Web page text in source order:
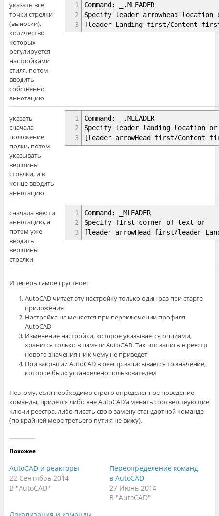
указать все
точки стрелки
(выноски),
количество
которых
регулируется
настройками
стиля, потом
вводить
собственно
аннотацию
1
2
3
Command: _.MLEADER
Specify leader arrowhead location
[leader Landing first/Content
указать
сначала
положение
полки, потом
указывать
вершины
стрелки, и в
конце вводить
аннотацию
1
2
3
Command: _.MLEADER
Specify leader landing location or
[leader arrowHead first/Content
сначала ввести
аннотацию, а
потом уже
вводить
вершины
стрелки
1
2
3
Command: _MLEADER
Specify first corner of text or
[leader arrowHead first/leader
И теперь самое грустное:
AutoCAD читает эту настройку только один раз при старте
приложения
Настройка не меняется при переключении профиля
AutoCAD
Изменение настройки, которое указывается опциями,
хранится только в памяти AutoCAD. Так что запись в реестр
нового значения ни к чему не приведет
При закрытии AutoCAD в реестр записывается то значение,
которое было установлено пользователем
Поэтому, если необходимо строго определенное поведение
команды, придется либо вне AutoCAD’a менять соответствующие
ключи реестра, либо писать свою замену стандартной команде
(по крайней мере третьего пути я не вижу).
Похожее
AutoCAD и реакторы
22 Сентябрь 2014
В "AutoCAD"
Переопределение команд
в AutoCAD
27 Июнь 2014
В "AutoCAD"